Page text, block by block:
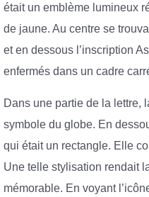
était un emblème lumineux
de jaune. Au centre se
et en dessous l’inscription
enfermés dans un cadre
Dans une partie de la lettre,
symbole du globe. En
qui était un rectangle. Elle
Une telle stylisation rendait
mémorable. En voyant